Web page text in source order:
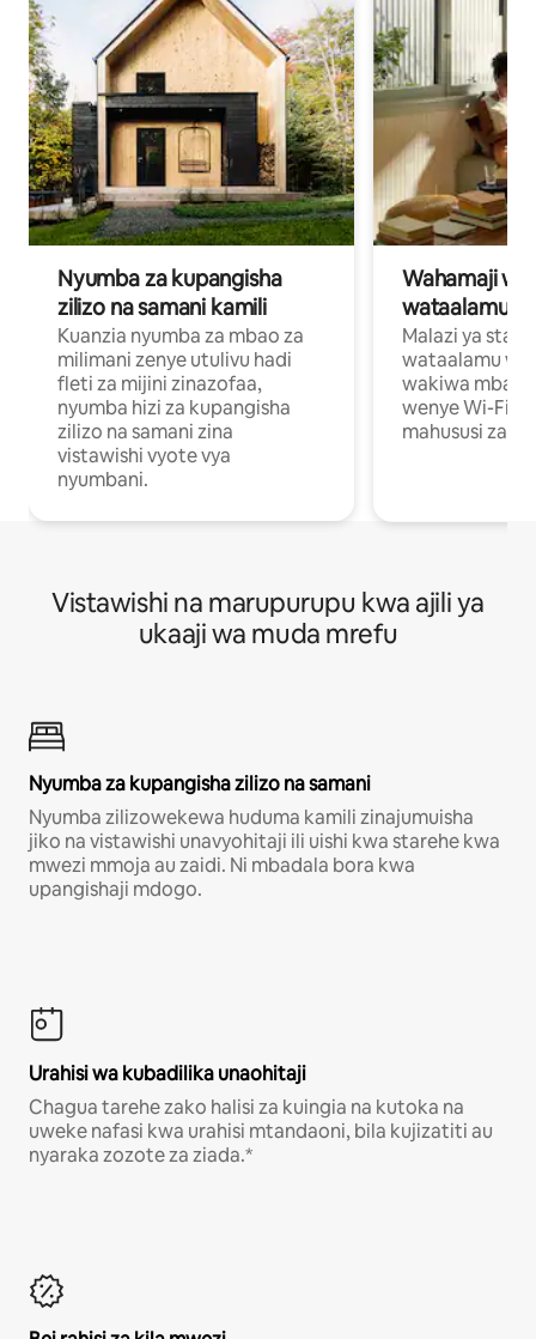
Nyumba za kupangisha
zilizo na samani kamili
Kuanzia nyumba za mbao za
milimani zenye utulivu hadi
fleti za mijini zinazofaa,
nyumba hizi za kupangisha
zilizo na samani zina
vistawishi vyote vya
nyumbani.
Wahamaji
wataalamu
Malazi ya
wataalamu
wakiwa mbali
wenye Wi-Fi
mahususi za
Vistawishi na marupurupu kwa ajili ya
ukaaji wa muda mrefu
Nyumba za kupangisha zilizo na samani
Nyumba zilizowekewa huduma kamili zinajumuisha
jiko na vistawishi unavyohitaji ili uishi kwa starehe kwa
mwezi mmoja au zaidi. Ni mbadala bora kwa
upangishaji mdogo.
Urahisi wa kubadilika unaohitaji
Chagua tarehe zako halisi za kuingia na kutoka na
uweke nafasi kwa urahisi mtandaoni, bila kujizatiti au
nyaraka zozote za ziada.*